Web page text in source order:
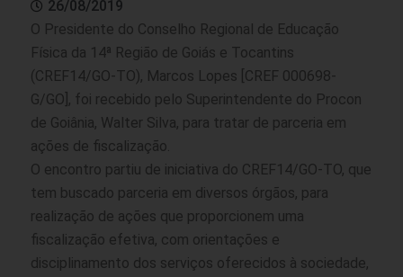
26/08/2019
O Presidente do Conselho Regional de Educação
Física da 14ª Região de Goiás e Tocantins
(CREF14/GO-TO), Marcos Lopes [CREF 000698-
G/GO], foi recebido pelo Superintendente do Procon
de Goiânia, Walter Silva, para tratar de parceria em
ações de fiscalização.
O encontro partiu de iniciativa do CREF14/GO-TO, que
tem buscado parceria em diversos órgãos, para
realização de ações que proporcionem uma
fiscalização efetiva, com orientações e
disciplinamento dos serviços oferecidos à sociedade,